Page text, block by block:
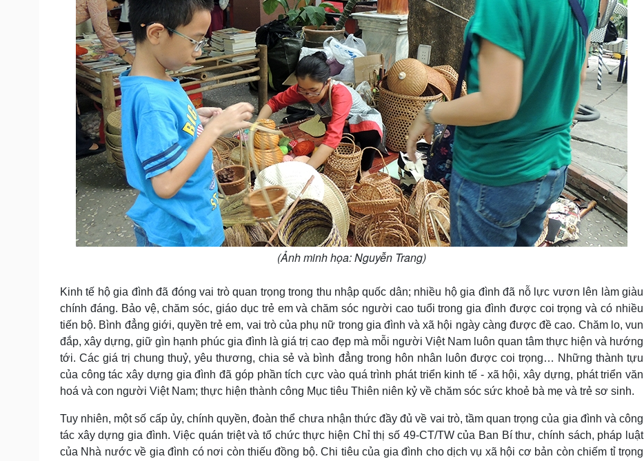
(Ảnh minh họa: Nguyễn Trang)
Kinh tế hộ gia đình đã đóng vai trò quan trọng trong thu nhập quốc dân; nhiều hộ gia đình đã nỗ lực vươn lên làm giàu
chính đáng. Bảo vệ, chăm sóc, giáo dục trẻ em và chăm sóc người cao tuổi trong gia đình được coi trọng và có nhiều
tiến bộ. Bình đẳng giới, quyền trẻ em, vai trò của phụ nữ trong gia đình và xã hội ngày càng được đề cao. Chăm lo, vun
đắp, xây dựng, giữ gìn hạnh phúc gia đình là giá trị cao đẹp mà mỗi người Việt Nam luôn quan tâm thực hiện và hướng
tới. Các giá trị chung thuỷ, yêu thương, chia sẻ và bình đẳng trong hôn nhân luôn được coi trọng… Những thành tựu
của công tác xây dựng gia đình đã góp phần tích cực vào quá trình phát triển kinh tế - xã hội, xây dựng, phát triển văn
hoá và con người Việt Nam; thực hiện thành công Mục tiêu Thiên niên kỷ về chăm sóc sức khoẻ bà mẹ và trẻ sơ sinh.
Tuy nhiên, một số cấp ủy, chính quyền, đoàn thể chưa nhận thức đầy đủ về vai trò, tầm quan trọng của gia đình và công
tác xây dựng gia đình. Việc quán triệt và tổ chức thực hiện Chỉ thị số 49-CT/TW của Ban Bí thư, chính sách, pháp luật
của Nhà nước về gia đình có nơi còn thiếu đồng bộ. Chi tiêu của gia đình cho dịch vụ xã hội cơ bản còn chiếm tỉ trọng